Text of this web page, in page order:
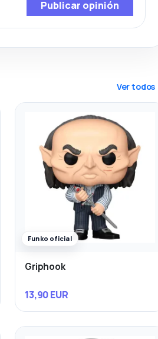
Publicar opinión
Ver todos
Funko oficial
Griphook
13,90 EUR